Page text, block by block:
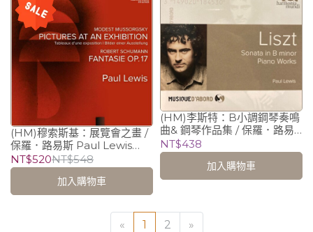
(HM)穆索斯基：展覽會之畫 /
保羅．路易斯 Paul Lewis
(piano)
NT$520NT$548
加入購物車
(HM)李斯特：B小調鋼琴奏鳴
曲& 鋼琴作品集 / 保羅．路易
斯 Paul Lewis (piano)
NT$438
加入購物車
« 1 2 »